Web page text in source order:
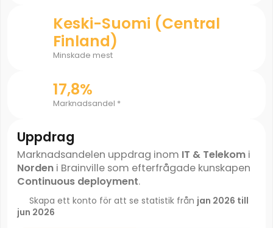
Keski-Suomi (Central
Finland)
Minskade mest
17,8%
Marknadsandel *
Uppdrag
Marknadsandelen uppdrag inom IT & Telekomi
Nordeni Brainville som efterfrågade kunskapen
Continuous deployment.
Skapa ett konto för att se statistik från jan 2026 till
jun 2026